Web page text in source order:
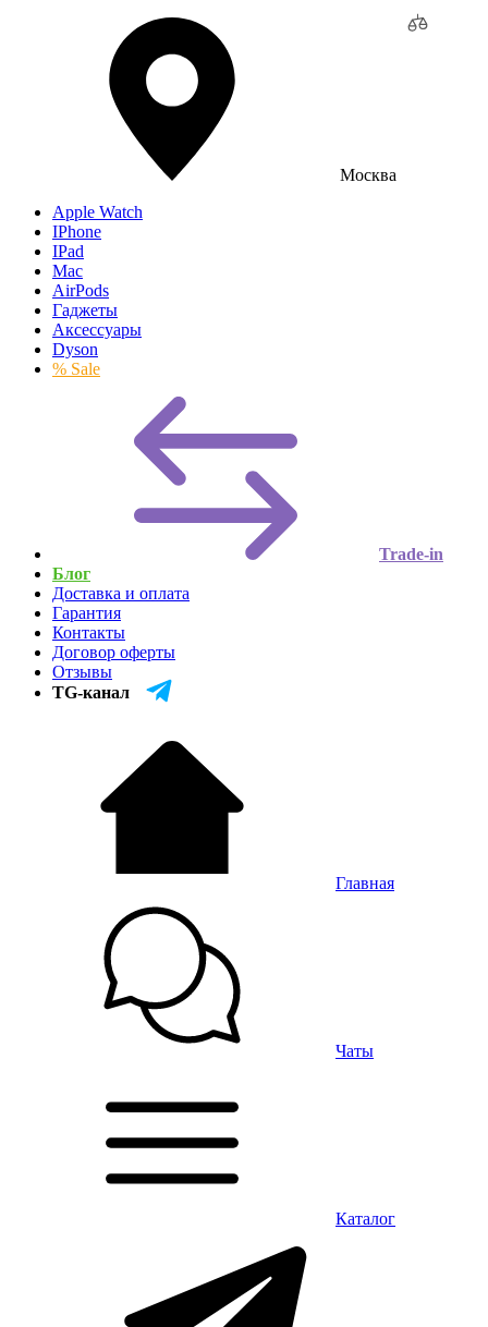
Москва
Apple Watch
IPhone
IPad
Mac
AirPods
Гаджеты
Аксессуары
Dyson
% Sale
Trade-in
Блог
Доставка и оплата
Гарантия
Контакты
Договор оферты
Отзывы
TG-канал
Главная
Чаты
Каталог